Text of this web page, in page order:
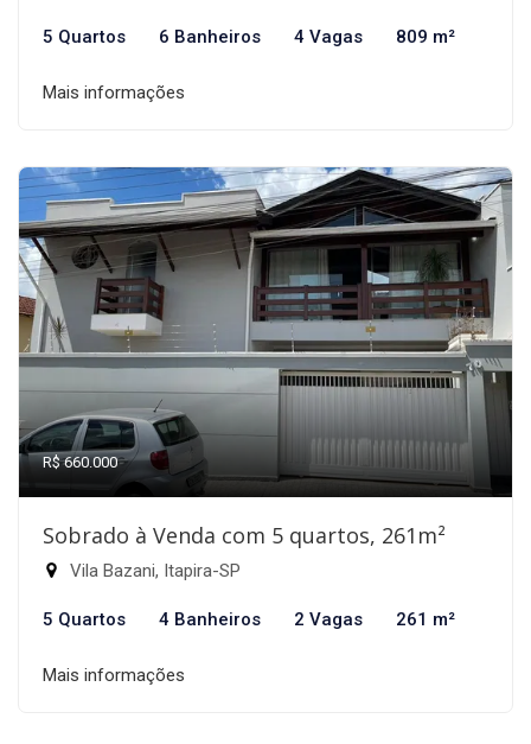
5 Quartos 6 Banheiros 4 Vagas 809 m²
Mais informações
R$ 660.000
Sobrado à Venda com 5 quartos, 261m²
Vila Bazani, Itapira-SP
5 Quartos 4 Banheiros 2 Vagas 261 m²
Mais informações